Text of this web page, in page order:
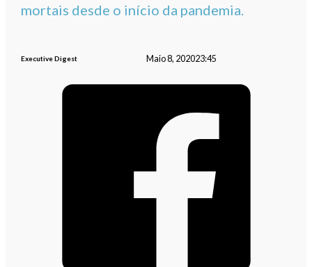
mortais desde o início da pandemia.
Executive Digest Maio 8, 202023:45